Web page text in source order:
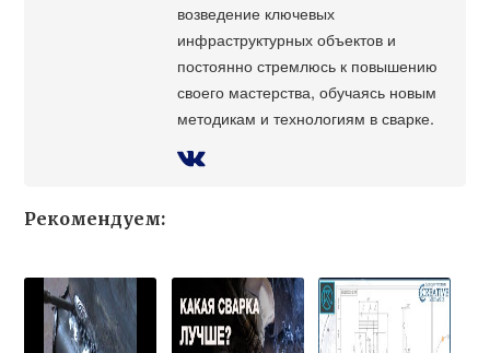
возведение ключевых
инфраструктурных объектов и
постоянно стремлюсь к повышению
своего мастерства, обучаясь новым
методикам и технологиям в сварке.
Рекомендуем: